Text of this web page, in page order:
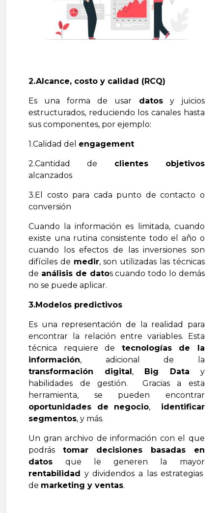
2.Alcance, costo y calidad (RCQ)
Es una forma de usar datosy juicios
estructurados, reduciendo los canales hasta
sus componentes, por ejemplo:
1.Calidad del engagement
2.Cantidad de clientes objetivos
alcanzados
3.El costo para cada punto de contacto o
conversión
Cuando la información es limitada, cuando
existe una rutina consistente todo el año o
cuando los efectos de las inversiones son
difíciles de medir, son utilizadas las técnicas
de análisis de datos cuando todo lo demás
no se puede aplicar.
3.Modelos predictivos
Es una representación de la realidad para
encontrar la relación entre variables. Esta
técnica requiere de tecnologías de la
información, adicional de la
transformación digital, Big Data y
habilidades de gestión. Gracias a esta
herramienta, se pueden encontrar
oportunidades de negocio, identificar
segmentos, y más.
Un gran archivo de información con el que
podrás tomar decisiones basadas en
datos que le generen la mayor
rentabilidad y dividendos a las estrategias
de marketing y ventas.